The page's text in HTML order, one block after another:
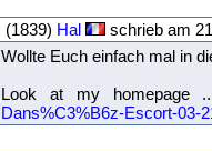
(1839) Hal
schrieb am
Wollte Euch einfach mal in
Look at my homepage
Dans%C3%B6z-Escort-03-